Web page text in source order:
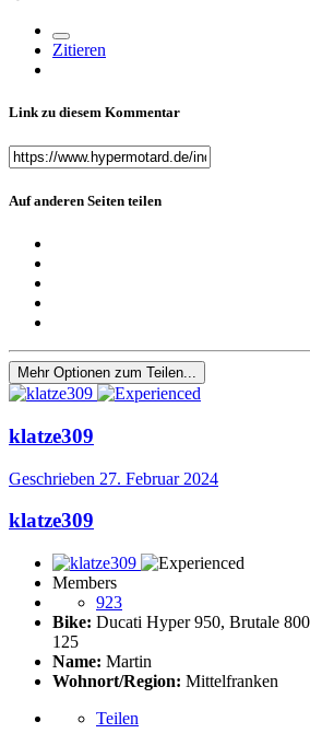
Zitieren
Link zu diesem Kommentar
Auf anderen Seiten teilen
Mehr Optionen zum Teilen...
klatze309
Geschrieben 27. Februar 2024
klatze309
Members
923
Bike: Ducati Hyper 950, Brutale
125
Name: Martin
Wohnort/Region: Mittelfranken
Teilen